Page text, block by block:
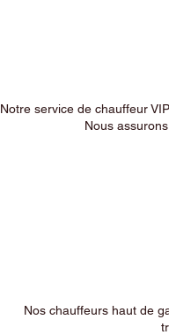
Notre service de chauffeur
Nous
Nos chauffeurs haut de